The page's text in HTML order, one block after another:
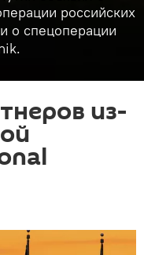
российских
о спецоперации
из-